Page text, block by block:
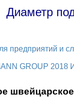
Диаметр
предприятий и
GROUP 2018